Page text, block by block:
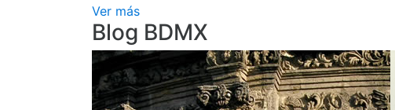
Ver más
Blog BDMX